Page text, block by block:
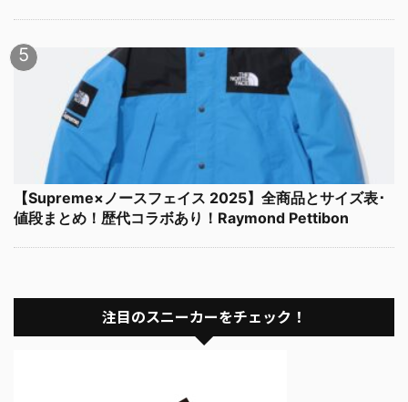
【Supreme×ノースフェイス 2025】全商品とサイズ表･
値段まとめ！歴代コラボあり！Raymond Pettibon
注目のスニーカーをチェック！